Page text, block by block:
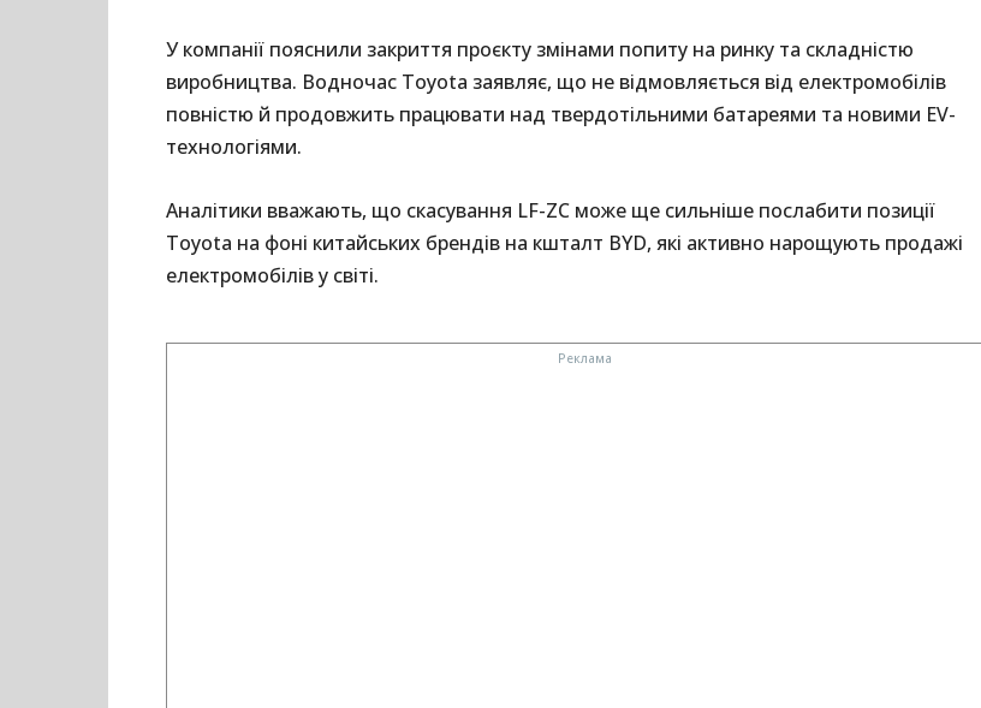
У компанії пояснили закриття проєкту змінами попиту на ринку та складністю
виробництва. Водночас Toyota заявляє, що не відмовляється від електромобілів
повністю й продовжить працювати над твердотільними батареями та новими EV-
технологіями.
Аналітики вважають, що скасування LF-ZC може ще сильніше послабити позиції
Toyota на фоні китайських брендів на кшталт BYD, які активно нарощують продажі
електромобілів у світі.